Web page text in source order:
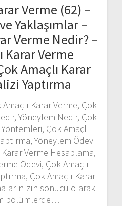
Verme (62) –
Yaklaşımlar –
Verme Nedir? –
Karar Verme
Amaçlı Karar
Yaptırma
Karar Verme, Çok
Yöneylem Nedir, Çok
Çok Amaçlı
Yöneylem Ödev
Karar Verme Hesaplama,
Ödevi, Çok Amaçlı
Çok Amaçlı Karar
sonucu olarak
bölümlerde…